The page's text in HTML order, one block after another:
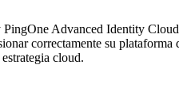
Advanced Identity
correctamente su
cloud.